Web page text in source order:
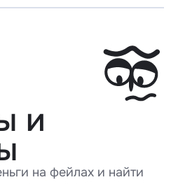
и
на фейлах и найти